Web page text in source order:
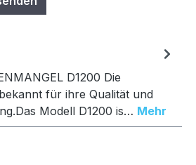
D1200 Die
für ihre Qualität und
Modell D1200 is… Mehr